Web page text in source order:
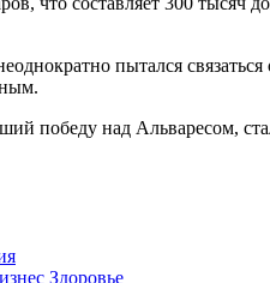
пытался
победу над Альваресом,
Здоровье